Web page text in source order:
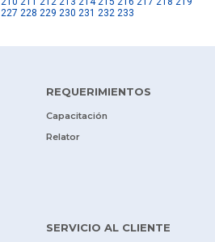
227 228 229 230 231 232 233
REQUERIMIENTOS
Capacitación
Relator
SERVICIO AL CLIENTE